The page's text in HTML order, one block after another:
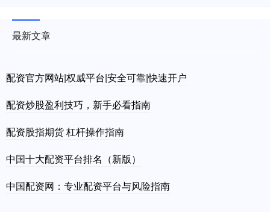
最新文章
配资官方网站|权威平台|安全可靠|快速开户
配资炒股盈利技巧，新手必看指南
配资股指期货 杠杆操作指南
中国十大配资平台排名（新版）
中国配资网：专业配资平台与风险指南